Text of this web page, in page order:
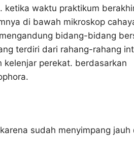
ketika waktu praktikum
di bawah mikroskop
bidang-bidang
terdiri dari rahang-rahang
perekat. berdasarkan
sudah menyimpang jauh